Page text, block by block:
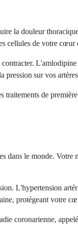
la douleur
cellules de votre cœur
pression sur vos
traitements de
le monde.
L'hypertension
protégeant votre
coronarienne,